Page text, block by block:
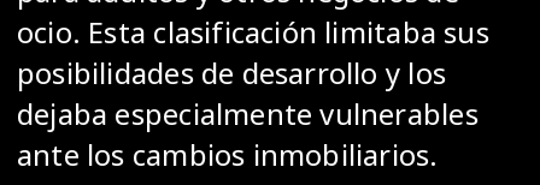
ocio. Esta clasificación limitaba sus
posibilidades de desarrollo y los
dejaba especialmente vulnerables
ante los cambios inmobiliarios.